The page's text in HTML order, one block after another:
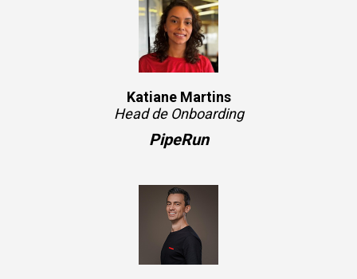
Katiane Martins
Head de Onboarding
PipeRun